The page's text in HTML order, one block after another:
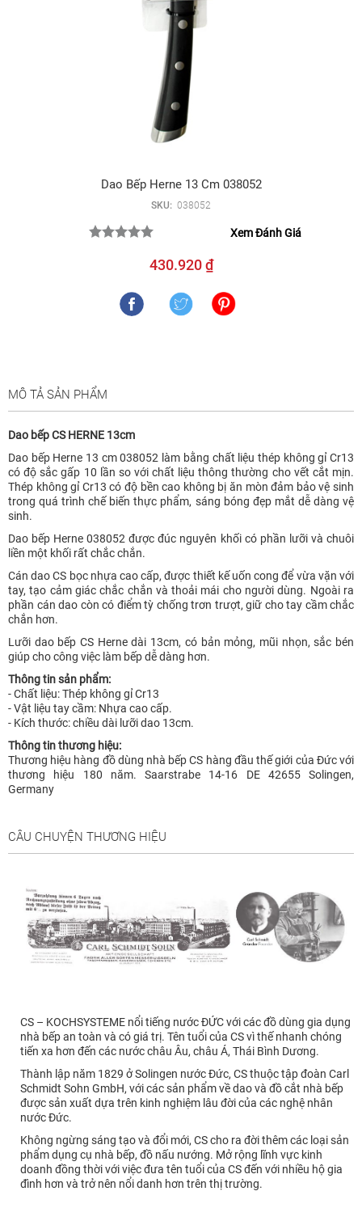
Dao Bếp Herne 13 Cm 038052
SKU: 038052
Xem Đánh Giá
430.920 ₫
MÔ TẢ SẢN PHẨM
Dao bếp CS HERNE 13cm
Dao bếp Herne 13 cm 038052 làm bằng chất liệu thép không gỉ Cr13
có độ sắc gấp 10 lần so với chất liệu thông thường cho vết cắt mịn.
Thép không gỉ Cr13 có độ bền cao không bị ăn mòn đảm bảo vệ sinh
trong quá trình chế biến thực phẩm, sáng bóng đẹp mắt dễ dàng vệ
sinh.
Dao bếp Herne 038052 được đúc nguyên khối có phần lưỡi và chuôi
liền một khối rất chắc chắn.
Cán dao CS bọc nhựa cao cấp, được thiết kế uốn cong để vừa vặn với
tay, tạo cảm giác chắc chắn và thoải mái cho người dùng. Ngoài ra
phần cán dao còn có điểm tỳ chống trơn trượt, giữ cho tay cầm chắc
chắn hơn.
Lưỡi dao bếp CS Herne dài 13cm, có bản mỏng, mũi nhọn, sắc bén
giúp cho công việc làm bếp dễ dàng hơn.
Thông tin sản phẩm:
- Chất liệu: Thép không gỉ Cr13
- Vật liệu tay cầm: Nhựa cao cấp.
- Kích thước: chiều dài lưỡi dao 13cm.
Thông tin thương hiệu:
Thương hiệu hàng đồ dùng nhà bếp CS hàng đầu thế giới của Đức với
thương hiệu 180 năm. Saarstrabe 14-16 DE 42655 Solingen,
Germany
CÂU CHUYỆN THƯƠNG HIỆU
CS – KOCHSYSTEME nổi tiếng nước ĐỨC với các đồ dùng gia dụng
nhà bếp an toàn và có giá trị. Tên tuổi của CS vì thế nhanh chóng
tiến xa hơn đến các nước châu Âu, châu Á, Thái Bình Dương.
Thành lập năm 1829 ở Solingen nước Đức, CS thuộc tập đoàn Carl
Schmidt Sohn GmbH, với các sản phẩm về dao và đồ cắt nhà bếp
được sản xuất dựa trên kinh nghiệm lâu đời của các nghệ nhân
nước Đức.
Không ngừng sáng tạo và đổi mới, CS cho ra đời thêm các loại sản
phẩm dụng cụ nhà bếp, đồ nấu nướng. Mở rộng lĩnh vực kinh
doanh đồng thời với việc đưa tên tuổi của CS đến với nhiều hộ gia
đình hơn và trở nên nổi danh hơn trên thị trường.